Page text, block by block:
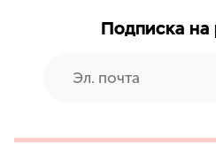
Подписка на